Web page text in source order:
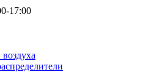
17:00